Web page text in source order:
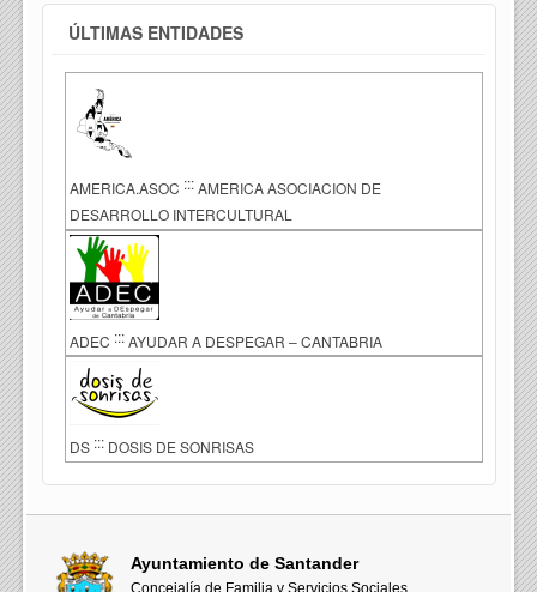
ÚLTIMAS ENTIDADES
AMERICA.ASOC ::: AMERICA ASOCIACION DE
DESARROLLO INTERCULTURAL
ADEC ::: AYUDAR A DESPEGAR – CANTABRIA
DS ::: DOSIS DE SONRISAS
Ayuntamiento de Santander
Concejalía de Familia y Servicios Sociales